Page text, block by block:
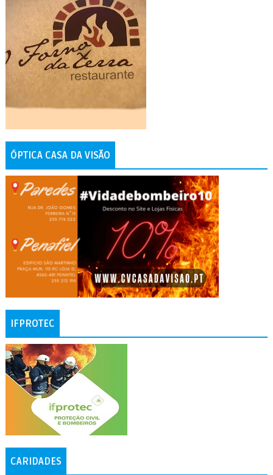
ÓPTICA CASA DA VISÃO
IFPROTEC
CARIDADES